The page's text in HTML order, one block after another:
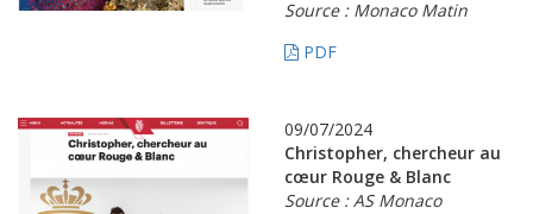
Source : Monaco Matin
PDF
09/07/2024
Christopher, chercheur au
cœur Rouge & Blanc
Source : AS Monaco